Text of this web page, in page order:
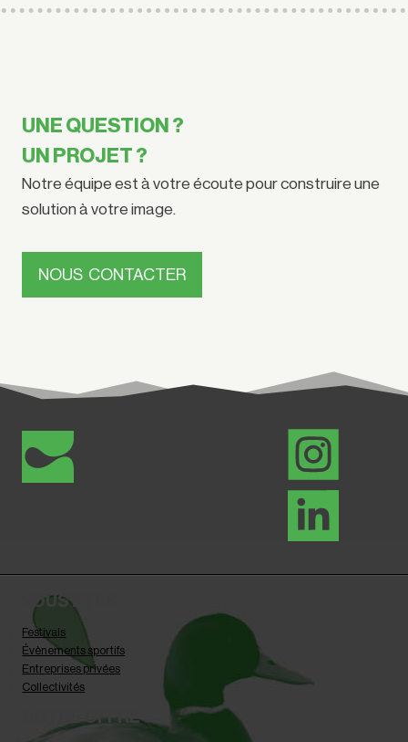
UNE QUESTION ?
UN PROJET ?
Notre équipe est à votre écoute pour construire une
solution à votre image.
NOUS CONTACTER
VOUS ÊTES
Festivals
Évènements sportifs
Entreprises privées
Collectivités
NOTRE OFFRE